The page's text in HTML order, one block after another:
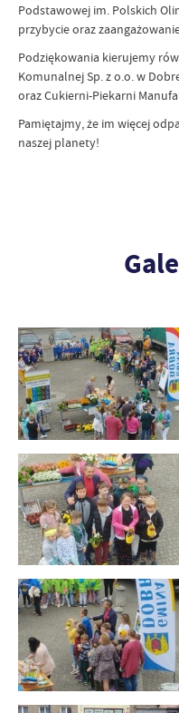
Podstawowej im. Polskich
przybycie oraz
Podziękowania kierujemy
Komunalnej Sp. z o.o. w
oraz Cukierni-Piekarni
Pamiętajmy, że im więcej
naszej planety!